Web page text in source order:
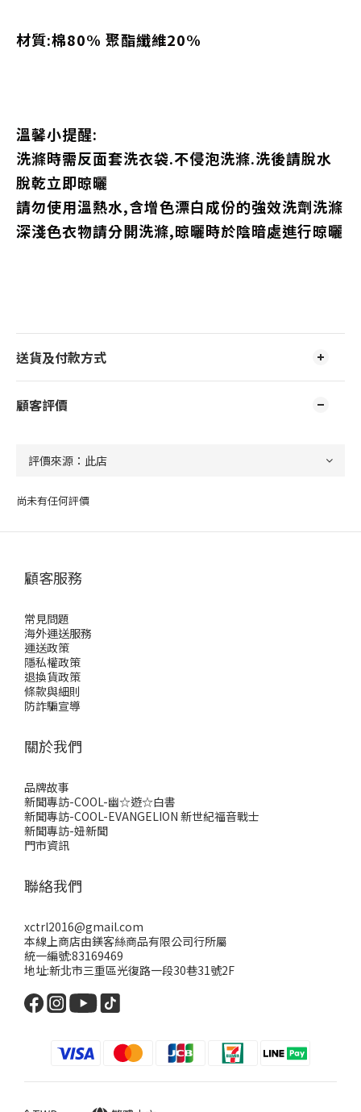
材質:棉80% 聚酯纖維20%
溫馨小提醒:
洗滌時需反面套洗衣袋.不侵泡洗滌.洗後請脫水
脫乾立即晾曬
請勿使用溫熱水,含增色漂白成份的強效洗劑洗滌
深淺色衣物請分開洗滌,晾曬時於陰暗處進行晾曬
送貨及付款方式
顧客評價
尚未有任何評價
顧客服務
常見問題
海外運送服務
運送政策
隱私權政策
退換貨政策
條款與細則
防詐騙宣導
關於我們
品牌故事
新聞專訪-COOL-幽☆遊☆白書
新聞專訪-COOL-EVANGELION 新世紀福音戰士
新聞專訪-妞新聞
門市資訊
聯絡我們
xctrl2016@gmail.com
本線上商店由鎂客絲商品有限公司行所屬
統一編號:83169469
地址:新北市三重區光復路一段30巷31號2F